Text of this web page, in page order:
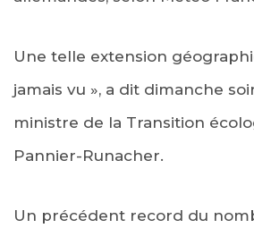
Une telle extension
jamais vu », a dit dimanche soir
ministre de la Transition
Pannier-Runacher.
Un précédent record du